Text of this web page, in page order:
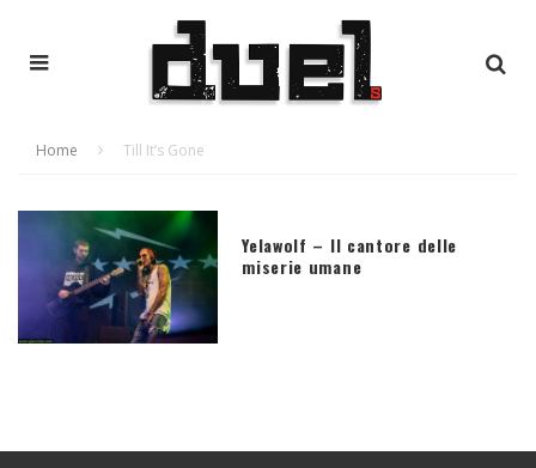
Home Till It’s Gone
Yelawolf – Il cantore delle
miserie umane